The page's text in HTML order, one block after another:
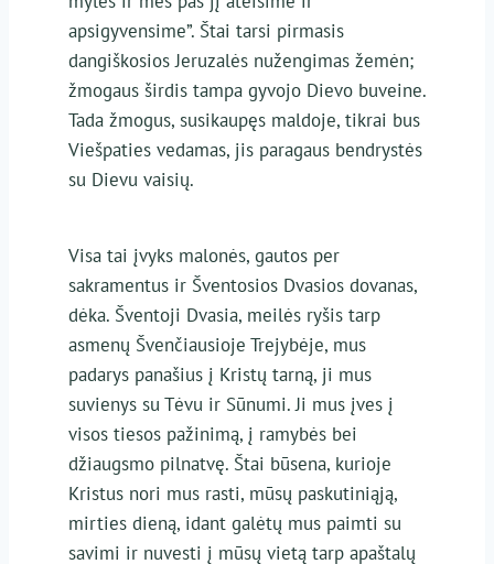
apsigyvensime”. Štai tarsi pirmasis
dangiškosios Jeruzalės nužengimas žemėn;
žmogaus širdis tampa gyvojo Dievo buveine.
Tada žmogus, susikaupęs maldoje, tikrai bus
Viešpaties vedamas, jis paragaus bendrystės
su Dievu vaisių.
Visa tai įvyks malonės, gautos per
sakramentus ir Šventosios Dvasios dovanas,
dėka. Šventoji Dvasia, meilės ryšis tarp
asmenų Švenčiausioje Trejybėje, mus
padarys panašius į Kristų tarną, ji mus
suvienys su Tėvu ir Sūnumi. Ji mus įves į
visos tiesos pažinimą, į ramybės bei
džiaugsmo pilnatvę. Štai būsena, kurioje
Kristus nori mus rasti, mūsų paskutiniąją,
mirties dieną, idant galėtų mus paimti su
savimi ir nuvesti į mūsų vietą tarp apaštalų